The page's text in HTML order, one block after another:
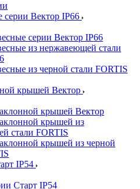
серии Вектор IP66
серии Вектор IP66
из нержавеющей стали
из черной стали FORTIS
крышей Вектор
крышей Вектор
крышей из
стали FORTIS
крышей из черной
IP54
Старт IP54